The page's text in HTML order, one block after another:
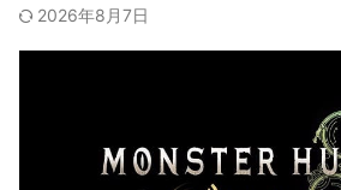
2026年8月7日